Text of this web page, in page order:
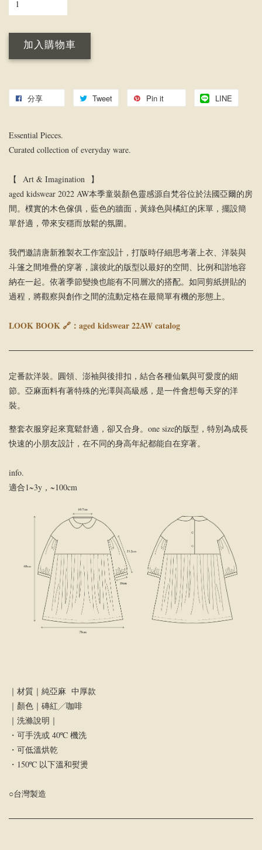
加入購物車
分享 Tweet Pin it LINE
Essential Pieces.
Curated collection of everyday ware.
【 Art & Imagination 】
aged kidswear 2022 AW本季童裝顏色靈感源自梵谷位於法國亞爾的房
間。樸實的木色傢俱，藍色的牆面，黃綠色與橘紅的床單，擺設簡
單舒適，帶來安穩而放鬆的氛圍。
我們邀請唐新雅製衣工作室設計，打版時仔細思考著上衣、洋裝與
斗篷之間堆疊的穿著，讓彼此的版型以最好的空間、比例和諧地容
納在一起。依著季節變換也能有不同層次的搭配。如同剪紙拼貼的
過程，將觀察與創作之間的流動定格在最簡單有機的形態上。
LOOK BOOK 🔗： aged kidswear 22AW catalog
定番款洋裝。圓領、澎袖與後排扣，結合各種仙氣與可愛度的細
節。亞麻面料有著特殊的光澤與高級感，是一件會想每天穿的洋
裝。
整套衣服穿起來寬鬆舒適，卻又合身。one size的版型，特別為成長
快速的小朋友設計，在不同的身高年紀都能自在穿著。
info.
適合1~3y，~100cm
｜材質｜純亞麻 中厚款
｜顏色｜磚紅╱咖啡
｜洗滌說明｜
・可手洗或 40ºC 機洗
・可低溫烘乾
・150ºC 以下溫和熨燙
○台灣製造